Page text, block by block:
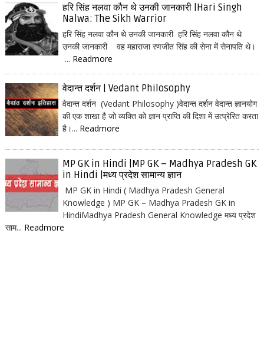
हरि सिंह नलवा कौन थे उनकी जानकारी |Hari Singh
Nalwa: The Sikh Warrior
हरि सिंह नलवा कौन थे उनकी जानकारी हरि सिंह नलवा कौन थे
उनकी जानकारी वह महाराजा रणजीत सिंह की सेना में सेनापति थे।
... Readmore
वेदान्त दर्शन | Vedant Philosophy
वेदान्त दर्शन (Vedant Philosophy )वेदान्त दर्शन वेदान्त ज्ञानयोग
की एक शाखा है जो व्यक्ति को ज्ञान प्राप्ति की दिशा में उत्प्रेरित करता
है।... Readmore
MP GK in Hindi |MP GK – Madhya Pradesh GK
in Hindi |मध्य प्रदेश सामान्य ज्ञान
MP GK in Hindi ( Madhya Pradesh General
Knowledge ) MP GK – Madhya Pradesh GK in
HindiMadhya Pradesh General Knowledge मध्य प्रदेश
साम... Readmore